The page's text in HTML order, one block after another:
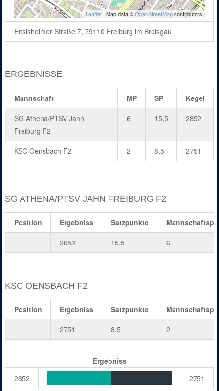
Leaflet| Map data ©OpenStreetMapcontributors
Ensisheimer Straße 7, 79110 Freiburg im Breisgau
ERGEBNISSE
Mannschaft MP SP Kegel
SG Athena/PTSV Jahn
Freiburg F2
6 15,5 2852
KSC Oensbach F2 2 8,5 2751
SG ATHENA/PTSV JAHN FREIBURG F2
Position Ergebniss Satzpunkte
2852 15,5 6
KSC OENSBACH F2
Position Ergebniss Satzpunkte
2751 8,5 2
Ergebniss
2852
2751